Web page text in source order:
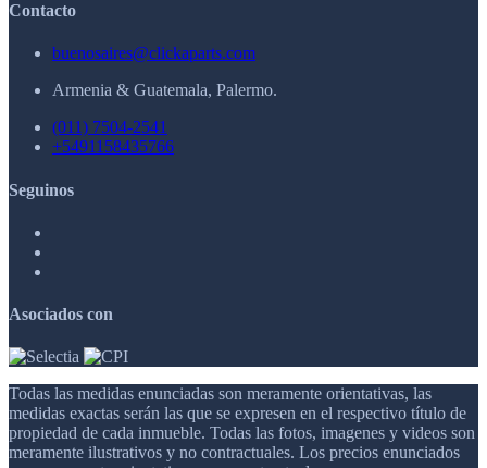
Contacto
buenosaires@clickaparts.com
Armenia & Guatemala, Palermo.
(011) 7504-2541
+5491158435766
Seguinos
Asociados con
Todas las medidas enunciadas son meramente orientativas, las
medidas exactas serán las que se expresen en el respectivo título de
propiedad de cada inmueble. Todas las fotos, imagenes y videos son
meramente ilustrativos y no contractuales. Los precios enunciados